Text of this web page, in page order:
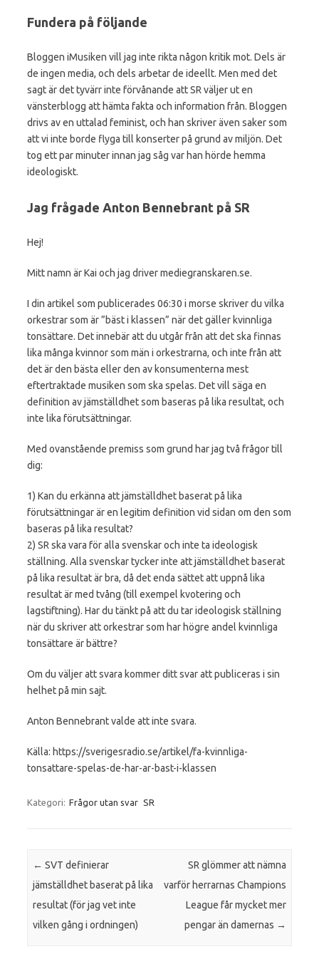
Fundera på följande
Bloggen iMusiken vill jag inte rikta någon kritik mot. Dels är
de ingen media, och dels arbetar de ideellt. Men med det
sagt är det tyvärr inte förvånande att SR väljer ut en
vänsterblogg att hämta fakta och information från. Bloggen
drivs av en uttalad feminist, och han skriver även saker som
att vi inte borde flyga till konserter på grund av miljön. Det
tog ett par minuter innan jag såg var han hörde hemma
ideologiskt.
Jag frågade Anton Bennebrant på SR
Hej!
Mitt namn är Kai och jag driver mediegranskaren.se.
I din artikel som publicerades 06:30 i morse skriver du vilka
orkestrar som är ”bäst i klassen” när det gäller kvinnliga
tonsättare. Det innebär att du utgår från att det ska finnas
lika många kvinnor som män i orkestrarna, och inte från att
det är den bästa eller den av konsumenterna mest
eftertraktade musiken som ska spelas. Det vill säga en
definition av jämställdhet som baseras på lika resultat, och
inte lika förutsättningar.
Med ovanstående premiss som grund har jag två frågor till
dig:
1) Kan du erkänna att jämställdhet baserat på lika
förutsättningar är en legitim definition vid sidan om den som
baseras på lika resultat?
2) SR ska vara för alla svenskar och inte ta ideologisk
ställning. Alla svenskar tycker inte att jämställdhet baserat
på lika resultat är bra, då det enda sättet att uppnå lika
resultat är med tvång (till exempel kvotering och
lagstiftning). Har du tänkt på att du tar ideologisk ställning
när du skriver att orkestrar som har högre andel kvinnliga
tonsättare är bättre?
Om du väljer att svara kommer ditt svar att publiceras i sin
helhet på min sajt.
Anton Bennebrant valde att inte svara.
Källa: https://sverigesradio.se/artikel/fa-kvinnliga-
tonsattare-spelas-de-har-ar-bast-i-klassen
Kategori: Frågor utan svar SR
Inläggsnavigering
← SVT definierar
jämställdhet baserat på lika
resultat (för jag vet inte
vilken gång i ordningen)
SR glömmer att nämna
varför herrarnas Champions
League får mycket mer
pengar än damernas →